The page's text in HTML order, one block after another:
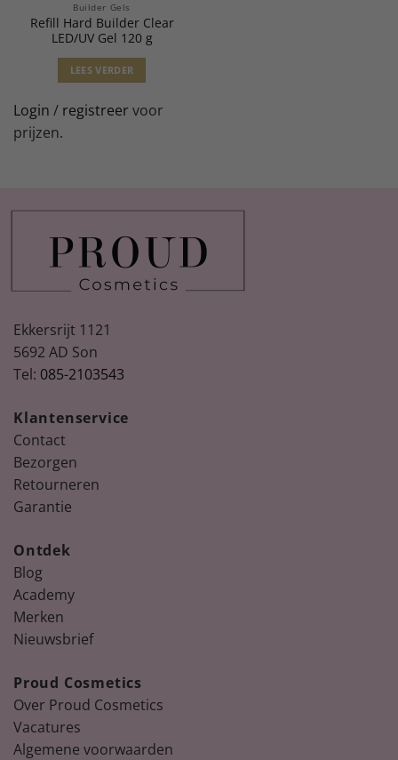
Builder Gels
Refill Hard Builder Clear
LED/UV Gel 120 g
LEES VERDER
Login / registreer voor
prijzen.
Ekkersrijt 1121
5692 AD Son
Tel: 085-2103543
Klantenservice
Contact
Bezorgen
Retourneren
Garantie
Ontdek
Blog
Academy
Merken
Nieuwsbrief
Proud Cosmetics
Over Proud Cosmetics
Vacatures
Algemene voorwaarden